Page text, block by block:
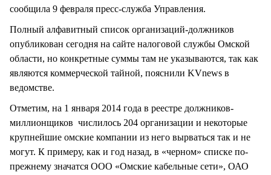
сообщила 9 февраля пресс-служба Управления.
Полный алфавитный список организаций-должников
опубликован сегодня на сайте налоговой службы Омской
области, но конкретные суммы там не указываются, так как
являются коммерческой тайной, пояснили KVnews в
ведомстве.
Отметим, на 1 января 2014 года в реестре должников-
миллионщиков числилось 204 организации и некоторые
крупнейшие омские компании из него вырваться так и не
могут. К примеру, как и год назад, в «черном» списке по-
прежнему значатся ООО «Омские кабельные сети», ОАО